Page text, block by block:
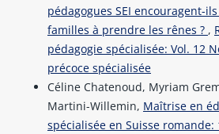
pédagogues SEI encouragent-
familles à prendre les rênes ? ,
pédagogie spécialisée: Vol. 12
précoce spécialisée
Céline Chatenoud, Myriam
Martini-Willemin, Maîtrise en
spécialisée en Suisse romande: